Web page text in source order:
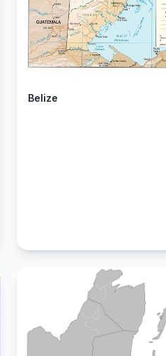
Belize